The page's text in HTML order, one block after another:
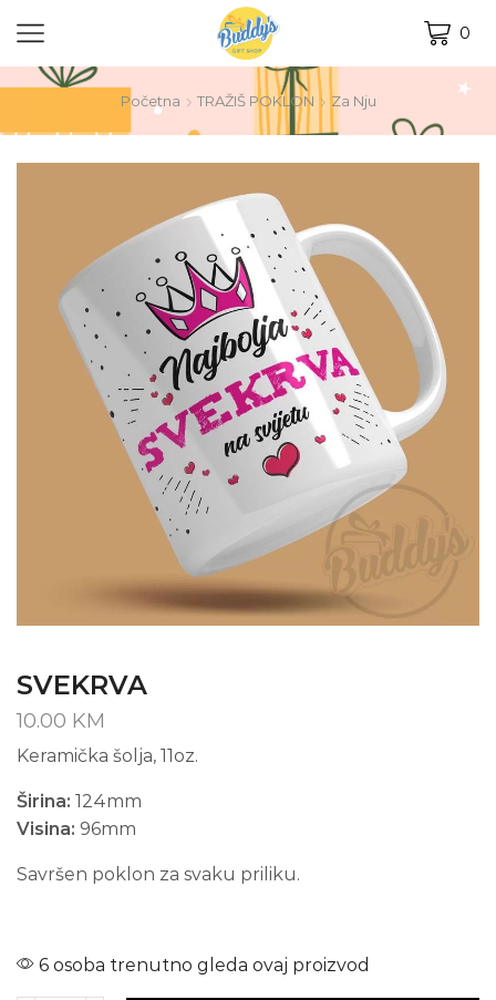
0
Početna TRAŽIŠ POKLON Za Nju
SVEKRVA
10.00 KM
Keramička šolja, 11oz.
Širina: 124mm
Visina: 96mm
Savršen poklon za svaku priliku.
6 osoba trenutno gleda ovaj proizvod